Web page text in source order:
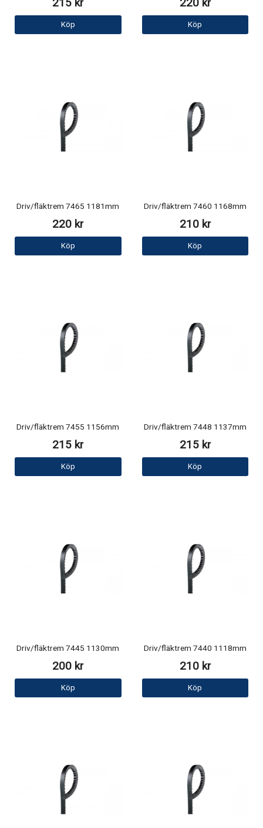
Köp Köp
Driv/fläktrem 7465 1181mm
220 kr
Köp
Driv/fläktrem 7460 1168mm
210 kr
Köp
Driv/fläktrem 7455 1156mm
215 kr
Köp
Driv/fläktrem 7448 1137mm
215 kr
Köp
Driv/fläktrem 7445 1130mm
200 kr
Köp
Driv/fläktrem 7440 1118mm
210 kr
Köp